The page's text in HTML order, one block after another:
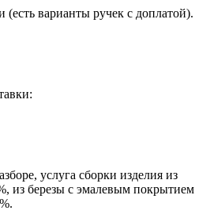
варианты ручек с доплатой).
услуга сборки изделия из
из березы с эмалевым покрытием